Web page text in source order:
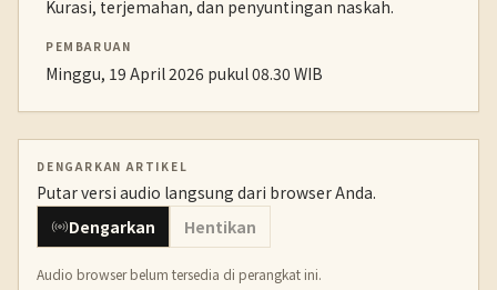
Kurasi, terjemahan, dan penyuntingan naskah.
PEMBARUAN
Minggu, 19 April 2026 pukul 08.30 WIB
DENGARKAN ARTIKEL
Putar versi audio langsung dari browser Anda.
Dengarkan
Hentikan
Audio browser belum tersedia di perangkat ini.